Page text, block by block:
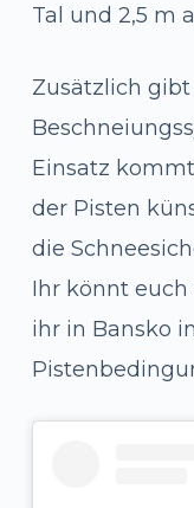
Tal und 2,5 m
Zusätzlich
Einsatz
der Pisten
die
Ihr könnt euch
ihr in Bansko